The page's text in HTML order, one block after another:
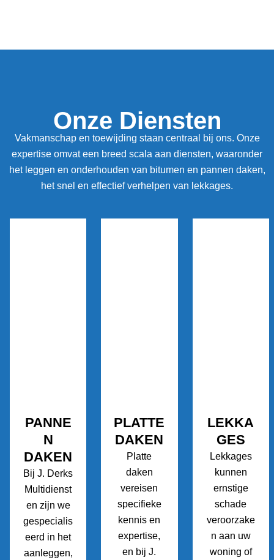
Onze Diensten
Vakmanschap en toewijding staan centraal bij ons. Onze
expertise omvat een breed scala aan diensten, waaronder
het leggen en onderhouden van bitumen en pannen daken,
het snel en effectief verhelpen van lekkages.
PANNE
N
DAKEN
Bij J. Derks
Multidienst
en zijn we
gespecialis
eerd in het
aanleggen,
PLATTE
DAKEN
Platte
daken
vereisen
specifieke
kennis en
expertise,
en bij J.
LEKKA
GES
Lekkages
kunnen
ernstige
schade
veroorzake
n aan uw
woning of